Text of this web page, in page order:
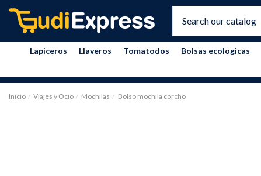
Lapiceros Llaveros Tomatodos Bolsas ecologicas
Inicio Viajes y Ocio Mochilas Bolso mochila corcho